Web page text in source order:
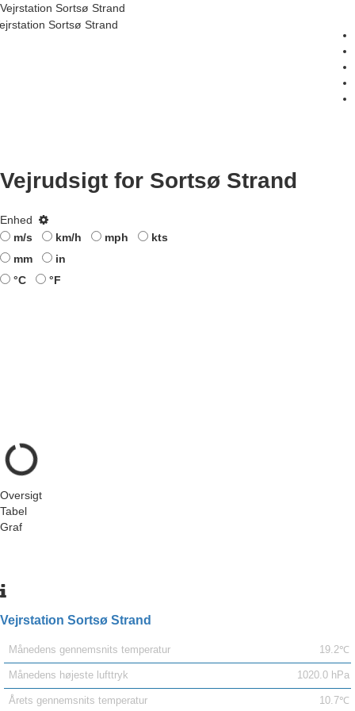
Vejrstation Sortsø Strand
Sortsø Strand
Vejrudsigt for Sortsø Strand
Enhed
m/s
km/h mph
kts
mm
in
°C
°F
Oversigt
Tabel
Graf
Vejrstation Sortsø Strand
Månedens gennemsnits temperatur 19.2℃
Månedens højeste lufttryk 1020.0 hPa
Årets gennemsnits temperatur 10.7℃